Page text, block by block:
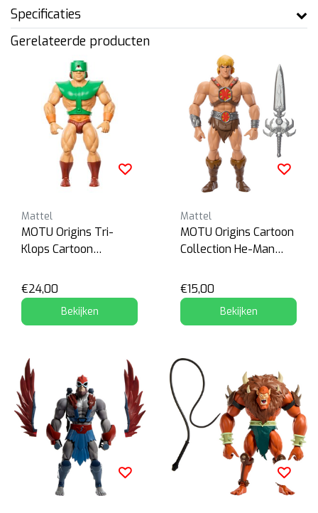
Specificaties
Gerelateerde producten
Mattel
MOTU Origins Tri-
Klops Cartoon
€24,00
Bekijken
Mattel
MOTU Origins Cartoon
Collection He-Man
€15,00
Bekijken